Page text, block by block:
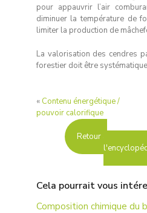
pour appauvrir l’air
diminuer la température de
limiter la production de
La valorisation des cendres
forestier doit être
« Contenu énergétique /
pouvoir calorifique
Retour à
Cela pourrait vous
Composition chimique du